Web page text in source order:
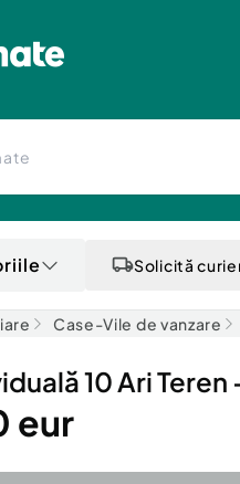
Solicită
Case-Vile de vanzare
10 Ari Teren
eur